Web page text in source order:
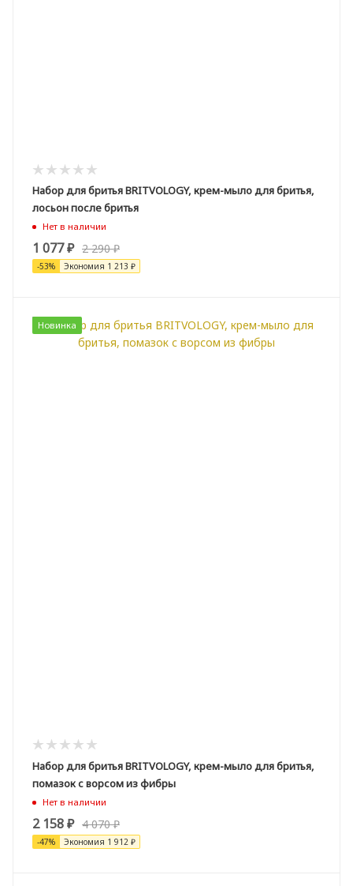
Набор для бритья BRITVOLOGY, крем-мыло для бритья,
лосьон после бритья
Нет в наличии
1 077₽ 2 290₽
-53% Экономия 1 213 ₽
Новинка
Набор для бритья BRITVOLOGY, крем-мыло для бритья,
помазок с ворсом из фибры
Нет в наличии
2 158₽ 4 070₽
-47% Экономия 1 912 ₽